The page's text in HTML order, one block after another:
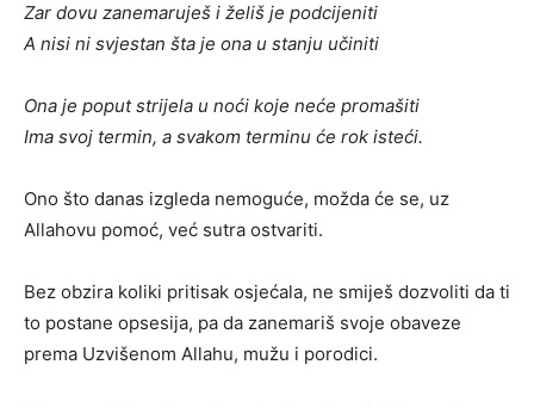
Zar dovu zanemaruješ i želiš je podcijeniti
A nisi ni svjestan šta je ona u stanju učiniti
Ona je poput strijela u noći koje neće promašiti
Ima svoj termin, a svakom terminu će rok isteći.
Ono što danas izgleda nemoguće, možda će se, uz
Allahovu pomoć, već sutra ostvariti.
Bez obzira koliki pritisak osjećala, ne smiješ dozvoliti da ti
to postane opsesija, pa da zanemariš svoje obaveze
prema Uzvišenom Allahu, mužu i porodici.